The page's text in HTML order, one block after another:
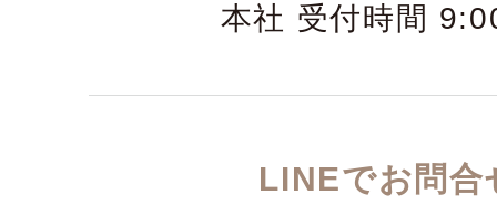
本社 受付時間
LINEでお問合